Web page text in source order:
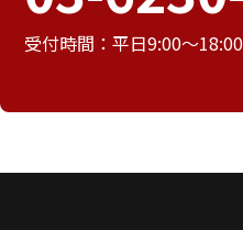
受付時間：平日9:00～18:00